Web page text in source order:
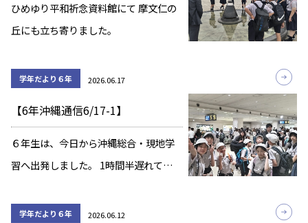
ひめゆり平和祈念資料館にて 摩文仁の
丘にも立ち寄りました。
学年だより６年 2026.06.17
【6年沖縄通信6/17-1】
６年生は、今日から沖縄総合・現地学
習へ出発しました。 1時間半遅れて那覇
ています。 ひめゆり平和祈念資料館へ
学年だより６年 2026.06.12